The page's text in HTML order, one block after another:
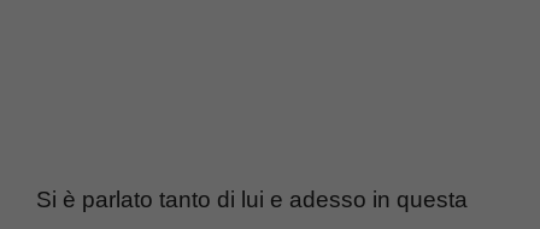
Si è parlato tanto di lui e adesso in questa